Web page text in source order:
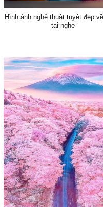
Hình ảnh nghệ thuật tuyệt đẹp
tai nghe